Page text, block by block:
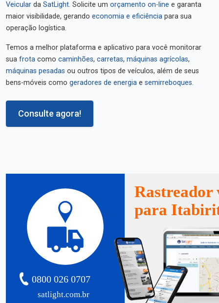
Veicular da SatLight. Solicite um orçamento on-line e garanta
maior visibilidade, gerando economia e eficiência para sua
operação logística.
Temos a melhor plataforma e aplicativo para você monitorar
sua frota como caminhões, carretas, máquinas agrícolas,
máquinas pesadas ou outros tipos de veículos, além de seus
bens-móveis como geradores de energia e semirreboques.
Consulte agora!
satlight.com.br
0800 026 0707
Rastreador
para